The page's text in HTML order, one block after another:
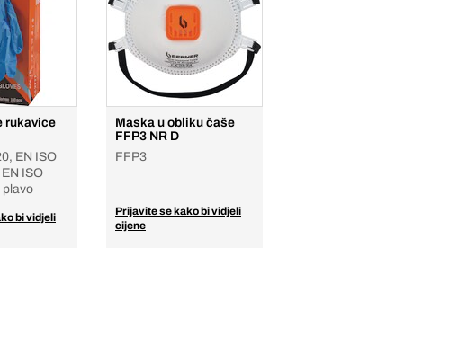
rukavice
EN ISO
ISO
bi vidjeli
Maska u obliku čaše
FFP3 NR D
FFP3
Prijavite se kako bi vidjeli
cijene